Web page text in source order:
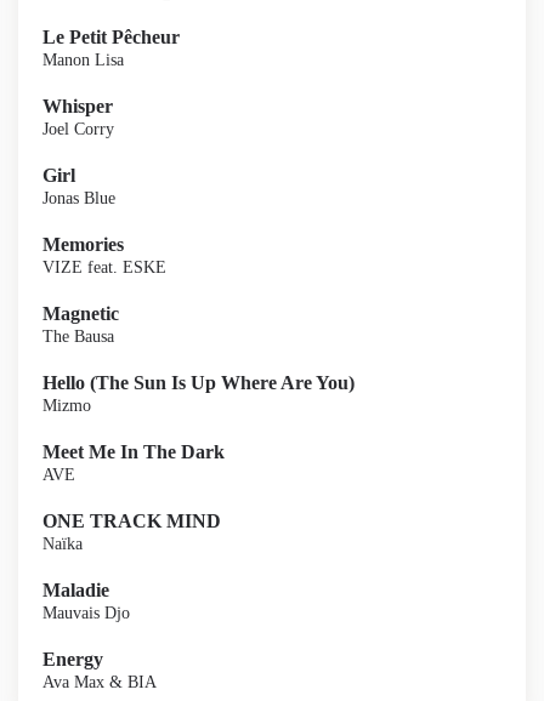
Le Petit Pêcheur
Manon Lisa
Whisper
Joel Corry
Girl
Jonas Blue
Memories
VIZE feat. ESKE
Magnetic
The Bausa
Hello (The Sun Is Up Where Are You)
Mizmo
Meet Me In The Dark
AVE
ONE TRACK MIND
Naïka
Maladie
Mauvais Djo
Energy
Ava Max & BIA